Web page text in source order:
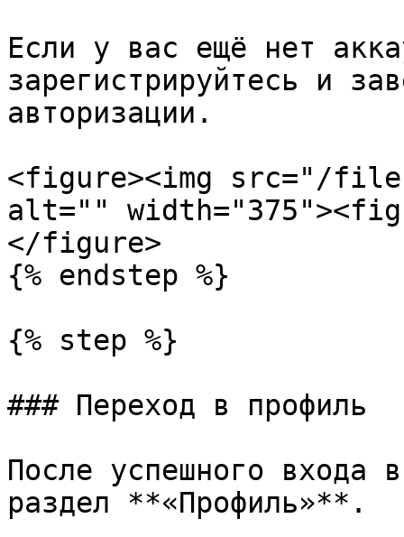
Если у вас ещё нет
зарегистрируйтесь и
авторизации.
<figure><img src="/files/
alt=""
</figure>
{% endstep %}
{% step %}
### Переход в профиль
После успешного входа
раздел **«Профиль»**.